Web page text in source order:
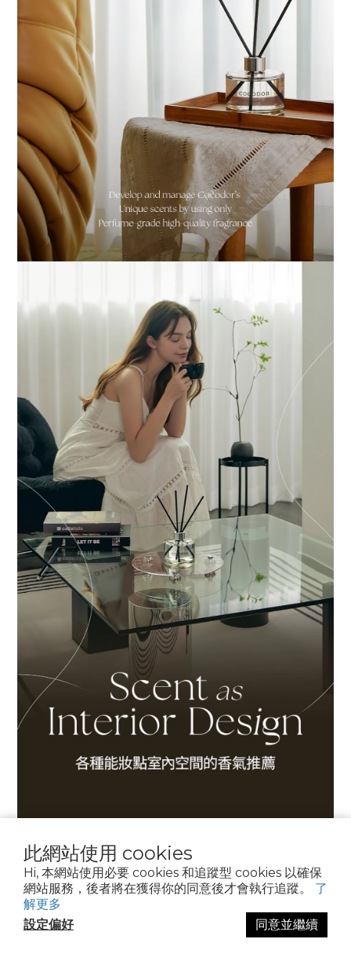
此網站使用 cookies
Hi, 本網站使用必要 cookies 和追蹤型 cookies 以確保
網站服務，後者將在獲得你的同意後才會執行追蹤。 了
解更多
設定偏好
同意並繼續